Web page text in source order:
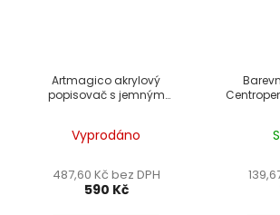
Artmagico akrylový
popisovač s jemným
Vyprodáno
487,60 Kč bez DPH
590 Kč